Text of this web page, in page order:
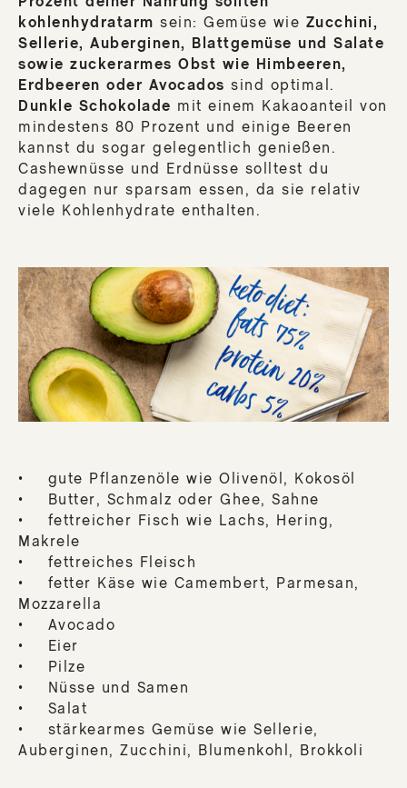
kohlenhydratarm sein: Gemüse wie Zucchini,
Sellerie, Auberginen, Blattgemüse und Salate
sowie zuckerarmes Obst wie Himbeeren,
Erdbeeren oder Avocados sind optimal.
Dunkle Schokolade mit einem Kakaoanteil von
mindestens 80 Prozent und einige Beeren
kannst du sogar gelegentlich genießen.
Cashewnüsse und Erdnüsse solltest du
dagegen nur sparsam essen, da sie relativ
viele Kohlenhydrate enthalten.
• gute Pflanzenöle wie Olivenöl, Kokosöl
• Butter, Schmalz oder Ghee, Sahne
• fettreicher Fisch wie Lachs, Hering,
Makrele
• fettreiches Fleisch
• fetter Käse wie Camembert, Parmesan,
Mozzarella
• Avocado
• Eier
• Pilze
• Nüsse und Samen
• Salat
• stärkearmes Gemüse wie Sellerie,
Auberginen, Zucchini, Blumenkohl, Brokkoli